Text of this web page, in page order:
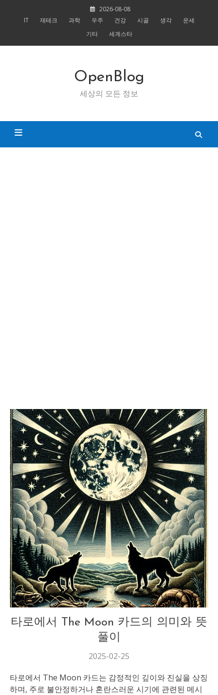
2026-08-08
IT
재테크 과학 우주 건강 시골 생각
운세
기타
세계스타
OpenBlog
세상의 모든 정보
타로
타로에서 The Moon 카드의 의미와 뜻
풀이
2025-02-25
타로에서 The Moon 카드는 감정적인 깊이와 진실을 상징
하며, 주로 불안정하거나 혼란스러운 시기에 관련된 메시